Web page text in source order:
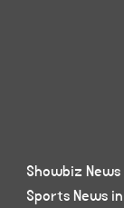
Showbiz News
Sports News